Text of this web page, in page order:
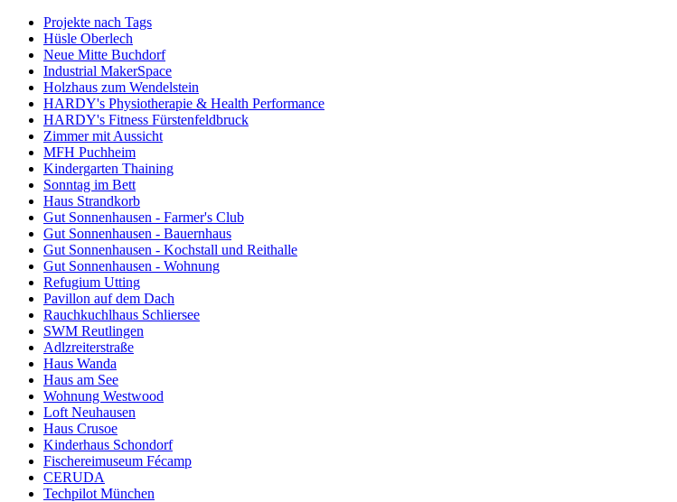
Projekte nach Tags
Hüsle Oberlech
Neue Mitte Buchdorf
Industrial MakerSpace
Holzhaus zum Wendelstein
HARDY's Physiotherapie & Health Performance
HARDY's Fitness Fürstenfeldbruck
Zimmer mit Aussicht
MFH Puchheim
Kindergarten Thaining
Sonntag im Bett
Haus Strandkorb
Gut Sonnenhausen - Farmer's Club
Gut Sonnenhausen - Bauernhaus
Gut Sonnenhausen - Kochstall und Reithalle
Gut Sonnenhausen - Wohnung
Refugium Utting
Pavillon auf dem Dach
Rauchkuchlhaus Schliersee
SWM Reutlingen
Adlzreiterstraße
Haus Wanda
Haus am See
Wohnung Westwood
Loft Neuhausen
Haus Crusoe
Kinderhaus Schondorf
Fischereimuseum Fécamp
CERUDA
Techpilot München